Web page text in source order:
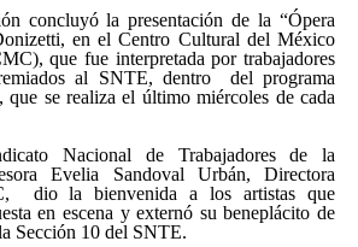
concluyó la presentación de la “Ópera
en el Centro Cultural del México
que fue interpretada por trabajadores
al SNTE, dentro del programa
que se realiza el último miércoles de cada
Nacional de Trabajadores de la
Evelia Sandoval Urbán, Directora
dio la bienvenida a los artistas que
en escena y externó su beneplácito de
Sección 10 del SNTE.